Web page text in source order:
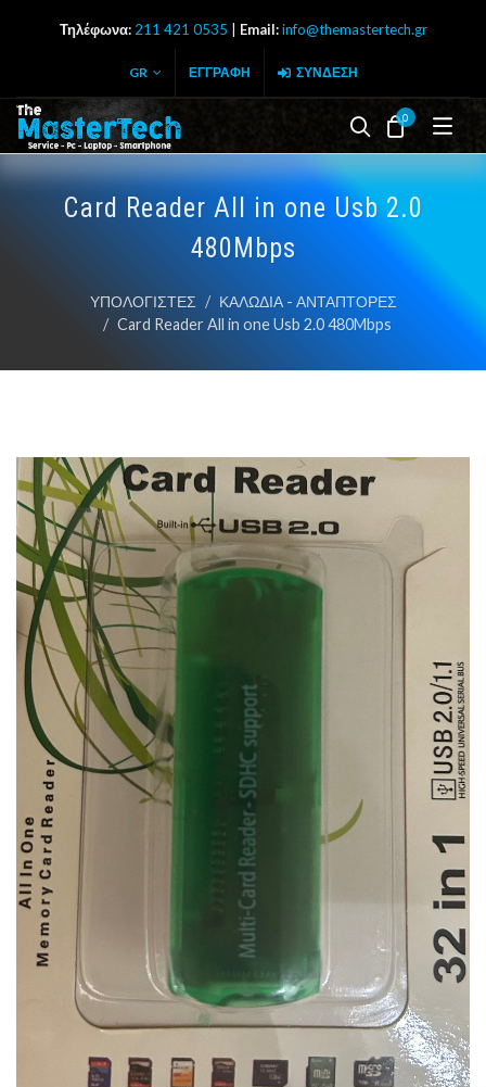
Τηλέφωνα: 211 421 0535 Email: info@themastertech.gr
GR ΕΓΓΡΑΦΉ ΣΎΝΔΕΣΗ
Search
Cart
0
Card Reader All in one Usb 2.0
480Mbps
ΥΠΟΛΟΓΙΣΤΕΣ
ΚΑΛΩΔΙΑ - ΑΝΤΑΠΤΟΡΕΣ
Card Reader All in one Usb 2.0 480Mbps